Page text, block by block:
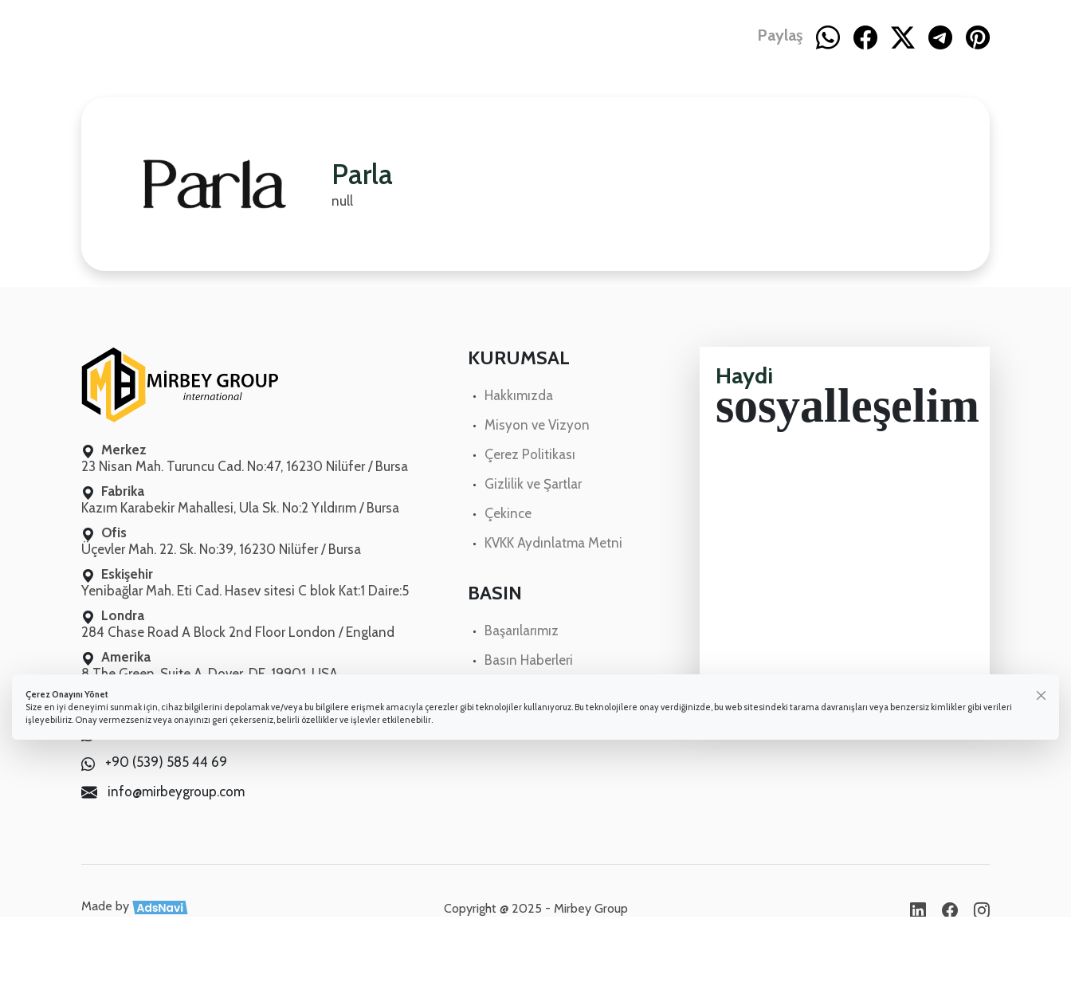
Çerez Onayını Yönet
Size en iyi deneyimi sunmak için, cihaz bilgilerini depolamak ve/veya bu bilgilere erişmek amacıyla çerezler gibi teknolojiler kullanıyoruz. Bu teknolojilere onay verdiğinizde, bu web sitesindeki tarama davranışları veya benzersiz kimlikler gibi verileri
işleyebiliriz. Onay vermezseniz veya onayınızı geri çekerseniz, belirli özellikler ve işlevler etkilenebilir.
Paylaş
Parla
null
Merkez
23 Nisan Mah. Turuncu Cad. No:47, 16230 Nilüfer / Bursa
Fabrika
Kazım Karabekir Mahallesi, Ula Sk. No:2 Yıldırım / Bursa
Ofis
Üçevler Mah. 22. Sk. No:39, 16230 Nilüfer / Bursa
Eskişehir
Yenibağlar Mah. Eti Cad. Hasev sitesi C blok Kat:1 Daire:5
Londra
284 Chase Road A Block 2nd Floor London / England
Amerika
8 The Green, Suite A, Dover, DE, 19901, USA
+90 (224) 364 39 00
+90 (539) 585 44 69
info@mirbeygroup.com
KURUMSAL
Hakkımızda
Misyon ve Vizyon
Çerez Politikası
Gizlilik ve Şartlar
Çekince
KVKK Aydınlatma Metni
BASIN
Başarılarımız
Basın Haberleri
Haydi
sosyalleşelim
Copyright @ 2025 - Mirbey Group
Made by